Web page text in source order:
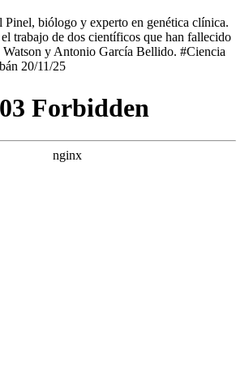
Pinel, biólogo y experto en genética clínica.
trabajo de dos científicos que han fallecido
Watson y Antonio García Bellido. #Ciencia
20/11/25